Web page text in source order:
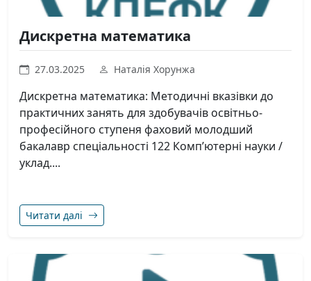
Дискретна математика
27.03.2025 Наталія Хорунжа
Дискретна математика: Методичні вказівки до
практичних занять для здобувачів освітньо-
професійного ступеня фаховий молодший
бакалавр спеціальності 122 Комп’ютерні науки /
уклад....
Читати далі